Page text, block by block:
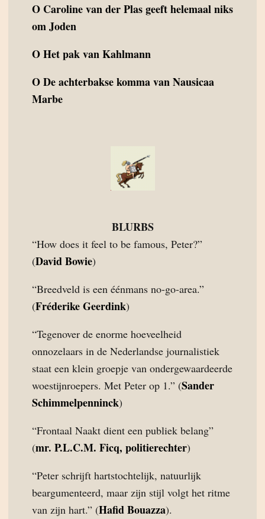
O Caroline van der Plas geeft helemaal niks
om Joden
OHet pak van Kahlmann
ODe achterbakse komma van Nausicaa
Marbe
BLURBS
“How does it feel to be famous, Peter?”
(David Bowie)
“Breedveld is een éénmans no-go-area.”
(Fréderike Geerdink)
“Tegenover de enorme hoeveelheid
onnozelaars in de Nederlandse journalistiek
staat een klein groepje van ondergewaardeerde
woestijnroepers. Met Peter op 1.” (Sander
Schimmelpenninck)
“Frontaal Naakt dient een publiek belang”
(mr. P.L.C.M. Ficq, politierechter)
“Peter schrijft hartstochtelijk, natuurlijk
beargumenteerd, maar zijn stijl volgt het ritme
van zijn hart.” (Hafid Bouazza).